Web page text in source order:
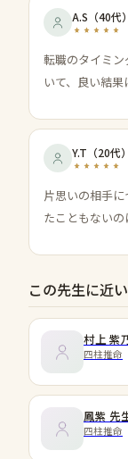
A.S （40代）
転職のタイミ
いて、良い結果
Y.T （20代）
片思いの相手
たこともないの
この先生に近
村上 紫
四柱推命
鳳紫 先
四柱推命